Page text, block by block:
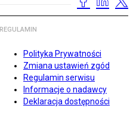
REGULAMIN
Polityka Prywatności
Zmiana ustawień zgód
Regulamin serwisu
Informacje o nadawcy
Deklaracja dostępności